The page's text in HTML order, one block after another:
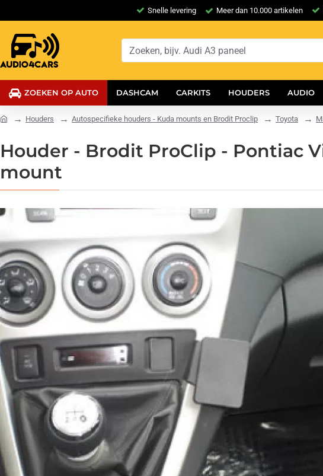
Snelle levering Meer dan 10.000 artikelen
ZOEKEN OP AUTO DASHCAM CARKITS HOUDERS AUDIO
Houders Autospecifieke houders - Kuda mounts en Brodit Proclip Toyota
Houder - Brodit ProClip - Pontiac
mount